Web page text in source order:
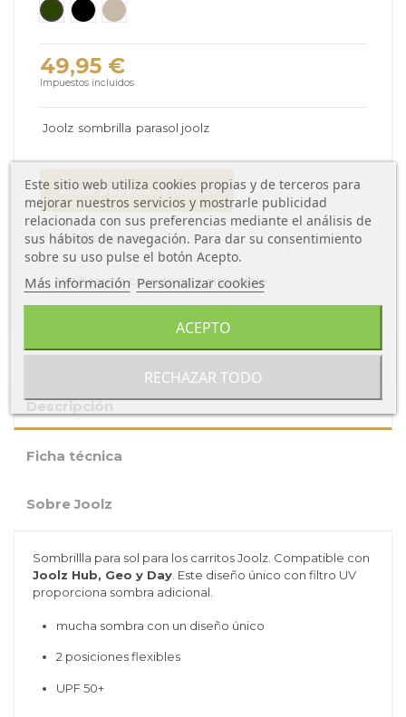
Forest Green
Space BlackSandy Taupe
49,95 €
Impuestos incluidos
Joolz sombrilla parasol joolz
Añadir a mi lista de regalos
Descripción
Ficha técnica
Sobre Joolz
Sombrillla para sol para los carritos Joolz. Compatible con
Joolz Hub, Geo y Day. Este diseño único con filtro UV
proporciona sombra adicional.
mucha sombra con un diseño único
2 posiciones flexibles
UPF 50+
Este sitio web utiliza cookies propias y de terceros para
mejorar nuestros servicios y mostrarle publicidad
relacionada con sus preferencias mediante el análisis de
sus hábitos de navegación. Para dar su consentimiento
sobre su uso pulse el botón Acepto.
Más información Personalizar cookies
RECHAZAR TODO
ACEPTO